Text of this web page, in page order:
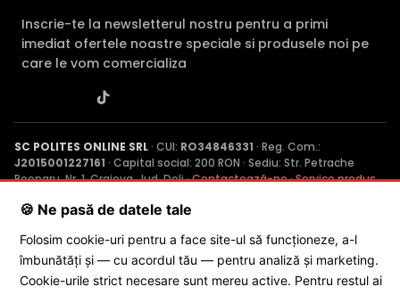
Inscrie-te la newsletterul nostru pentru a primi
imediat ofertele noastre speciale si produsele noi pe
care le vom comercializa
SC POLITES ONLINE SRL· CUI: RO34846331 · Reg. Com.:
J2015001227161 · Capital social: 200 RON · Sediu: Str. Petrache
Poenaru, Nr. 1, Craiova, Jud. Dolj ·Contactează-ne·Service produs
© 2026 SC POLITES ONLINE SRL
🍪 Ne pasă de datele tale
Folosim cookie-uri pentru a face site-ul să funcționeze, a-l
îmbunătăți și — cu acordul tău — pentru analiză și marketing.
Cookie-urile strict necesare sunt mereu active. Pentru restul ai